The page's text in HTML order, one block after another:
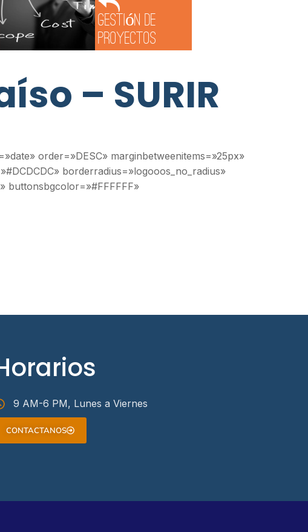
Gestión de
Proyectos
– SURIR
order=»DESC» marginbetweenitems=»25px»
borderradius=»logooos_no_radius»
buttonsbgcolor=»#FFFFFF»
9 AM-6 PM, Lunes a Viernes
CONTACTANOS